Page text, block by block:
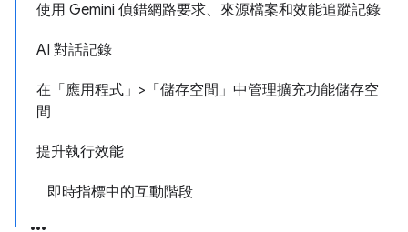
使用 Gemini 偵錯網路要求、來源檔案和效能追蹤記錄
AI 對話記錄
在「應用程式」>「儲存空間」中管理擴充功能儲存空
間
提升執行效能
即時指標中的互動階段